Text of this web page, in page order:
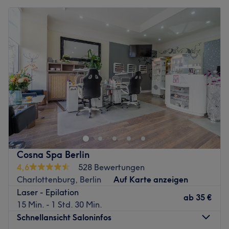
diesen keine Chance. Ob mit Radiofrequenz, Lasern oder
Co. – Sadegül hat den Dreh heraus und sich vor allem auf
die dauerhafte Haarentfernung spezialisiert. So können
sowohl die Ladies, als auch Gentlemen in diesem Salon
ihre haarfreie Zeit beginnen lassen.
Zurück zur Salonansicht
18:30
10:00
Donnerstag
10:00 –
10:00–18:30
Samstag
10:00– 17:00
Sonntag
Geschlossen
Unterstreiche deine natürliche Schönheit typgerecht. Das
Studio MeDi-Beauty in Berlin Tiergarten bietet dir mithilfe
der neuesten Methoden langanhaltende Beauty-
Ergebnisse, die sich sehen lassen können. Hier bekommst
du dauerhafte Haarentfernung mit Dioden- oder
IPL/SHR-Laser, Gesichtsbehandlungen oder eine tolle
Massage.
Nächste öffentliche Verkehrsmittel:
Die Bushaltestelle Lützowstr./Potsdamer Str. ist nur
wenige Gehminuten entfernt.
Cosna Spa Berlin
4,6
528 Bewertungen
Charlottenburg, Berlin
Auf Karte anzeigen
Laser - Epilation
15 Min. - 1 Std. 30 Min.
ab 35 €
Schnellansicht Saloninfos